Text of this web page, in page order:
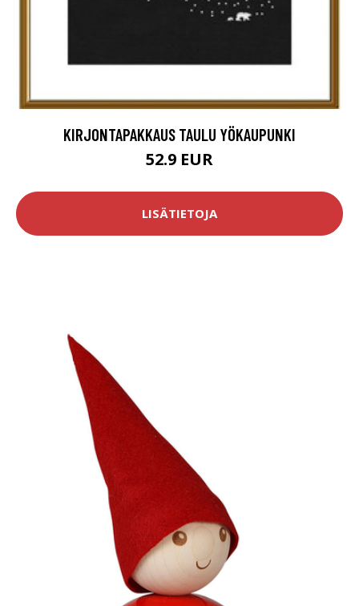
KIRJONTAPAKKAUS TAULU YÖKAUPUNKI
52.9 EUR
LISÄTIETOJA